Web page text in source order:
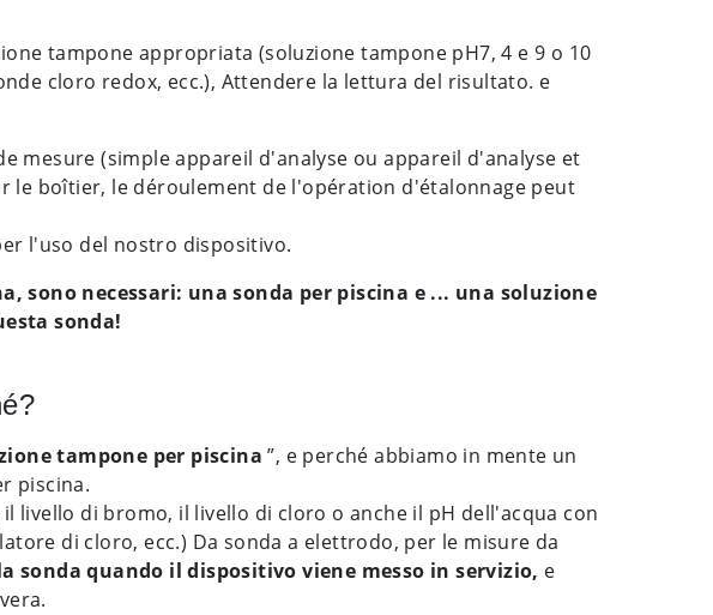
tampone appropriata (soluzione tampone pH7, 4 e 9 o 10
cloro redox, ecc.), Attendere la lettura del risultato. e
mesure (simple appareil d'analyse ou appareil d'analyse et
le boîtier, le déroulement de l'opération d'étalonnage peut
l'uso del nostro dispositivo.
sono necessari: una sonda per piscina e ... una soluzione
sonda!
tampone per piscina ”, e perché abbiamo in mente un
piscina.
livello di bromo, il livello di cloro o anche il pH dell'acqua con
di cloro, ecc.) Da sonda a elettrodo, per le misure da
sonda quando il dispositivo viene messo in servizio, e